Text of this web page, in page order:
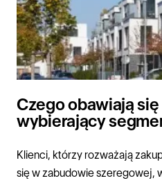
Czego obawiają
wybierający
Klienci, którzy rozważają
się w zabudowie szeregowej,